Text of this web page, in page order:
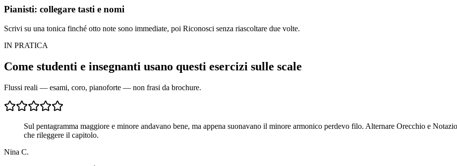
Pianisti: collegare tasti e nomi
Scrivi su una tonica finché otto note sono immediate, poi Riconosci senza riascoltare due volte.
IN PRATICA
Come studenti e insegnanti usano questi esercizi sulle scale
Flussi reali — esami, coro, pianoforte — non frasi da brochure.
Sul pentagramma maggiore e minore andavano bene, ma appena suonavano il minore armonico perdevo filo. Alternare Orecchio e
che rileggere il capitolo.
Nina C.